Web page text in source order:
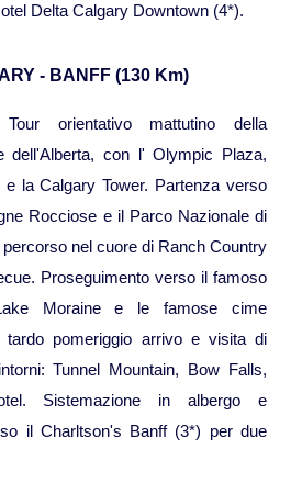
e Patagonia
Delta Calgary Downtown (4*).
- BANFF (130 Km)
orientativo mattutino della
dell'Alberta, con l' Olympic Plaza,
e la Calgary Tower. Partenza verso
Rocciose e il Parco Nazionale di
nel cuore di Ranch Country
Proseguimento verso il famoso
Moraine e le famose cime
tardo pomeriggio arrivo e visita di
Tunnel Mountain, Bow Falls,
Sistemazione in albergo e
il Charltson's Banff (3*) per due